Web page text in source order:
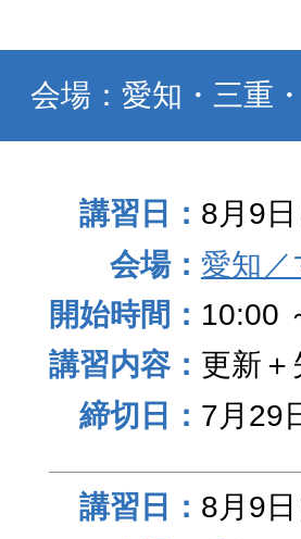
会場：愛知・三重
8月9日
愛知
10:00
更新＋
7月29
8月9日